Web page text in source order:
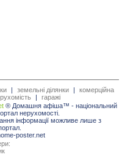
| земельні ділянки |
комерційна
|
гаражі
® Домашня афіша™ - національний
нерухомості.
інформації можливе лише з
poster.net